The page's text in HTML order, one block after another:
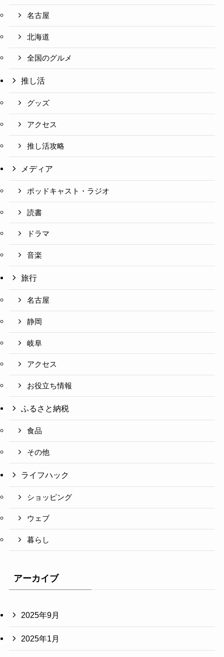
名古屋
北海道
全国のグルメ
推し活
グッズ
アクセス
推し活攻略
メディア
ポッドキャスト・ラジオ
読書
ドラマ
音楽
旅行
名古屋
静岡
岐阜
アクセス
お役立ち情報
ふるさと納税
食品
その他
ライフハック
ショッピング
ウェブ
暮らし
アーカイブ
2025年9月
2025年1月